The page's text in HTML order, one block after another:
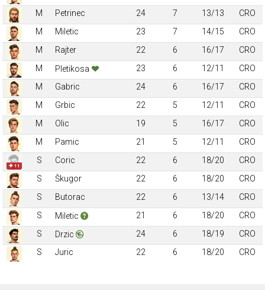
M
Petrinec 24 7 13/13
CRO
M
Miletic 23 7 14/15
CRO
M
Rajter 22 6 16/17
CRO
M
Pletikosa 23 6 12/11
CRO
M
Gabric 24 6 16/17
CRO
M
Grbic 22 5 12/11
CRO
M
Olic 19 5 16/17
CRO
M
Pamic 21 5 12/11 CRO
✚ 11
S Coric 22 6 18/20
CRO
S
Škugor 22 6 18/20
CRO
S
Butorac 22 6 13/14
CRO
S
Miletic 21 6 18/20
CRO
S
Drzic 24 6 18/19
CRO
S
Juric 22 6 18/20 CRO